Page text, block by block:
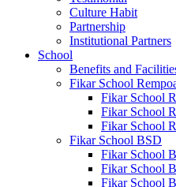
Culture Habit
Partnership
Institutional Partners
School
Benefits and
Fikar School
Fikar School
Fikar School
Fikar School
Fikar School BSD
Fikar School
Fikar School
Fikar School